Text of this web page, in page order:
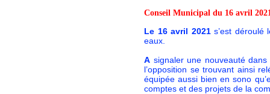
Conseil Municipal du 16 avril
Le 16 avril 2021s’est déroulé
eaux.
A signaler une nouveauté
l’opposition se trouvant ainsi
équipée aussi bien en sono
comptes et des projets de la